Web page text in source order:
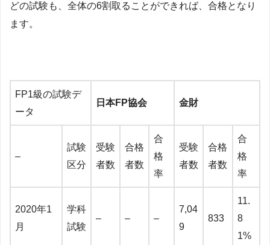
どの試験も、全体の6割取ることができれば、合格となり
ます。
FP1級の試験デ
ータ
日本FP協会 金財
–
試験
区分
受験
者数
合格
者数
合
格
率
受験
者数
合格
者数
合
格
率
2020年1
月
学科
試験
– – –
7,04
9
833
11.
8
1%